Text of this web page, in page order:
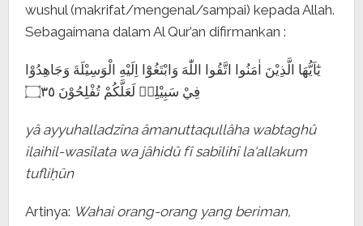
wushul (makrifat/mengenal/sampai) kepada Allah.
Sebagaimana dalam Al Qur’an difirmankan :
يٰٓاَيُّهَا الَّذِيْنَ اٰمَنُوا اتَّقُوا اللّٰهَ وَابْتَغُوْٓا اِلَيْهِ الْوَسِيْلَةَ وَجَاهِدُوْا
فِيْ سَبِيْلِهٖ لَعَلَّكُمْ تُفْلِحُوْنَ ۝٣٥
yâ ayyuhalladzîna âmanuttaqullâha wabtaghû
ilaihil-wasîlata wa jâhidû fî sabîlihî la‘allakum
tufliḫûn
Artinya: Wahai orang-orang yang beriman,